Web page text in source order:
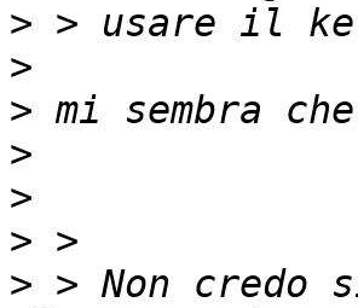
>
>
>
>
>
>
> > Non credo